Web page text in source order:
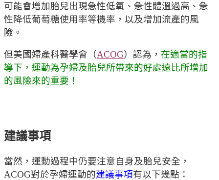
可能會增加胎兒出現急性低氧、急性體溫過高、急
性降低葡萄糖使用率等機率，以及增加流產的風
險。
但美國婦產科醫學會（ACOG）認為， 在適當的指
導下，運動為孕婦及胎兒所帶來的好處遠比所增加
的風險來的重要！
建議事項
當然，運動過程中仍要注意自身及胎兒安全，
ACOG對於孕婦運動的建議事項有以下幾點：